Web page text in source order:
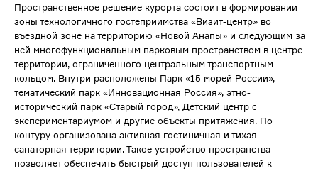
Пространственное решение курорта состоит в формировании
зоны технологичного гостеприимства «Визит-центр» во
въездной зоне на территорию «Новой Анапы» и следующим за
ней многофункциональным парковым пространством в центре
территории, ограниченного центральным транспортным
кольцом. Внутри расположены Парк «15 морей России»,
тематический парк «Инновационная Россия», этно-
исторический парк «Старый город», Детский центр с
экспериментариумом и другие объекты притяжения. По
контуру организована активная гостиничная и тихая
санаторная территории. Такое устройство пространства
позволяет обеспечить быстрый доступ пользователей к